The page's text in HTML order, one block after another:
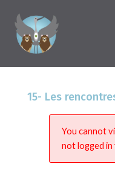
15- Les
You cannot
not logged in